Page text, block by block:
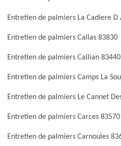
Entretien de palmiers La Cadiere D
Entretien de palmiers Callas 83830
Entretien de palmiers Callian 83440
Entretien de palmiers Camps La
Entretien de palmiers Le Cannet
Entretien de palmiers Carces 83570
Entretien de palmiers Carnoules